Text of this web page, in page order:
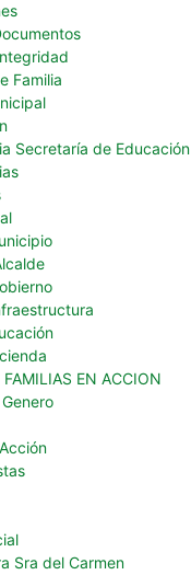
Familia
Secretaría de Educación
EN ACCION
Sra del Carmen